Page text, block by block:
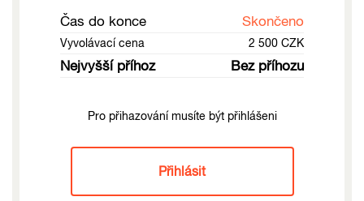
Čas do konce Skončeno
Vyvolávací cena 2 500 CZK
Nejvyšší příhoz Bez příhozu
Pro přihazování musíte být přihlášeni
Přihlásit